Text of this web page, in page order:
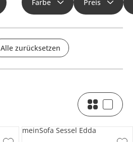
Farbe Preis
Alle zurücksetzen
meinSofa Sessel Edda